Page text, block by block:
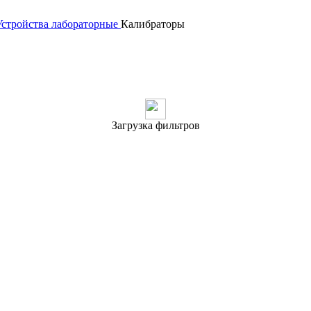
лабораторные Калибраторы
Загрузка фильтров